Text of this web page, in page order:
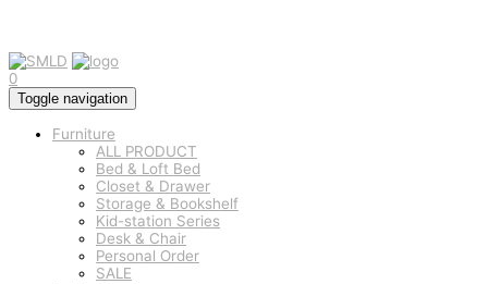
0
Toggle navigation
Furniture
ALL PRODUCT
Bed & Loft Bed
Closet & Drawer
Storage & Bookshelf
Kid-station Series
Desk & Chair
Personal Order
SALE